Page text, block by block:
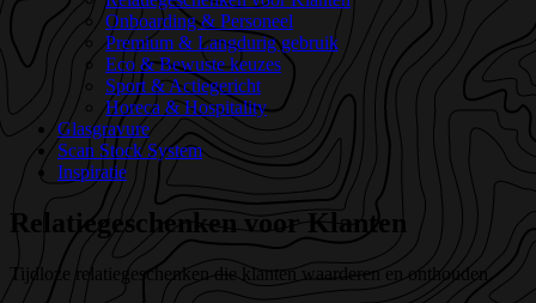
Onboarding & Personeel
Premium & Langdurig gebruik
Eco & Bewuste keuzes
Sport & Actiegericht
Horeca & Hospitality
Glasgravure
Scan Stock System
Inspiratie
Relatiegeschenken voor Klanten
Tijdloze relatiegeschenken die klanten waarderen en onthouden.